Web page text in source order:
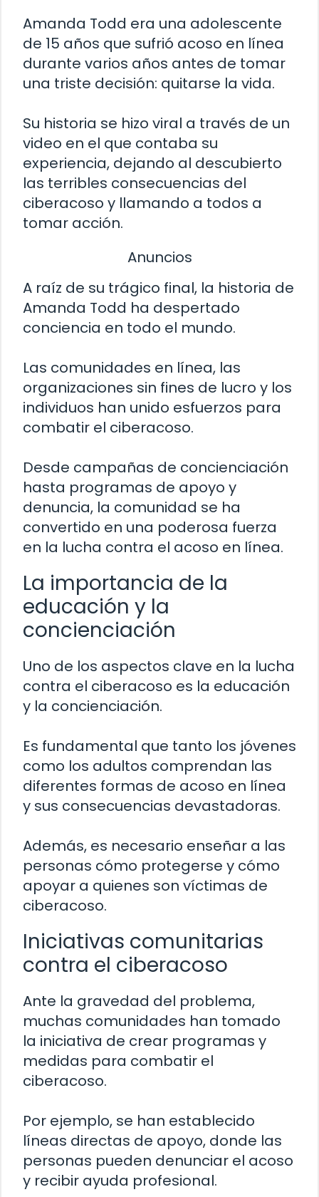
Amanda Todd era una adolescente
de 15 años que sufrió acoso en línea
durante varios años antes de tomar
una triste decisión: quitarse la vida.
Su historia se hizo viral a través de un
video en el que contaba su
experiencia, dejando al descubierto
las terribles consecuencias del
ciberacoso y llamando a todos a
tomar acción.
Anuncios
A raíz de su trágico final, la historia de
Amanda Todd ha despertado
conciencia en todo el mundo.
Las comunidades en línea, las
organizaciones sin fines de lucro y los
individuos han unido esfuerzos para
combatir el ciberacoso.
Desde campañas de concienciación
hasta programas de apoyo y
denuncia, la comunidad se ha
convertido en una poderosa fuerza
en la lucha contra el acoso en línea.
La importancia de la
educación y la
concienciación
Uno de los aspectos clave en la lucha
contra el ciberacoso es la educación
y la concienciación.
Es fundamental que tanto los jóvenes
como los adultos comprendan las
diferentes formas de acoso en línea
y sus consecuencias devastadoras.
Además, es necesario enseñar a las
personas cómo protegerse y cómo
apoyar a quienes son víctimas de
ciberacoso.
Iniciativas comunitarias
contra el ciberacoso
Ante la gravedad del problema,
muchas comunidades han tomado
la iniciativa de crear programas y
medidas para combatir el
ciberacoso.
Por ejemplo, se han establecido
líneas directas de apoyo, donde las
personas pueden denunciar el acoso
y recibir ayuda profesional.